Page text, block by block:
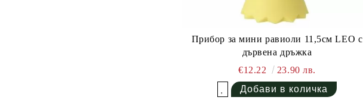
Прибор за мини равиоли 11,5см LEO с
дървена дръжка
€12.22
23.90 лв.